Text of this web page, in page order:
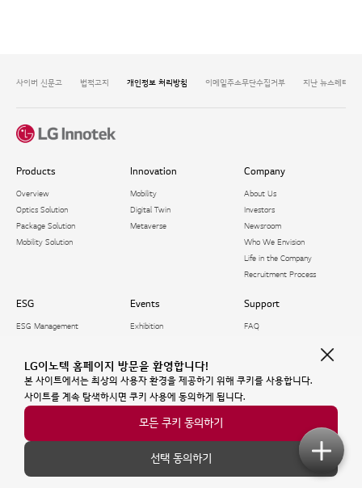
사이버 신문고 법적고지 개인정보 처리방침 이메일주소무단수집거부 지난 뉴스레터 보
Products
Overview
Optics Solution
Package Solution​
Mobility Solution
Innovation
Mobility
Digital Twin
Metaverse
Company
About Us
Investors
Newsroom
Who We Envision
Life in the Company
Recruitment Process
ESG
ESG Management
Governance
Events
Exhibition
Support
FAQ
Software Library
07796 서울특별시 강서구 마곡중앙10로 30 E1/E3동
LG이노텍 홈페이지 방문을 환영합니다!
본 사이트에서는 최상의 사용자 환경을 제공하기 위해 쿠키를 사용합니다.
사이트를 계속 탐색하시면 쿠키 사용에 동의하게 됩니다.
모든 쿠키 동의하기
선택 동의하기